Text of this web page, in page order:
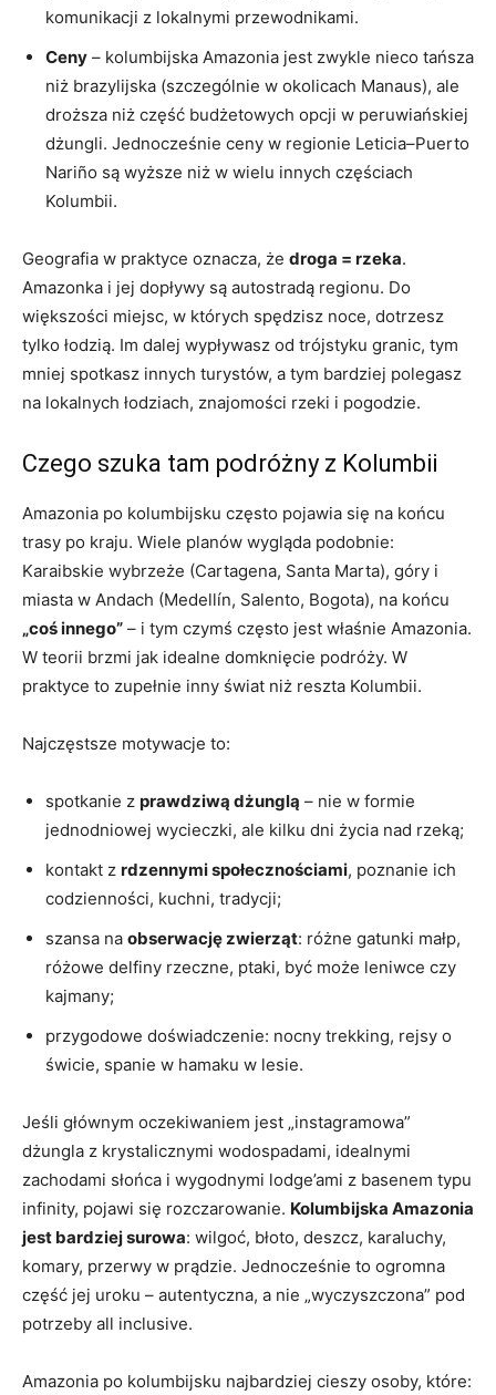
komunikacji z lokalnymi przewodnikami.
Ceny – kolumbijska Amazonia jest zwykle nieco tańsza
niż brazylijska (szczególnie w okolicach Manaus), ale
droższa niż część budżetowych opcji w peruwiańskiej
dżungli. Jednocześnie ceny w regionie Leticia–Puerto
Nariño są wyższe niż w wielu innych częściach
Kolumbii.
Geografia w praktyce oznacza, że droga = rzeka.
Amazonka i jej dopływy są autostradą regionu. Do
większości miejsc, w których spędzisz noce, dotrzesz
tylko łodzią. Im dalej wypływasz od trójstyku granic, tym
mniej spotkasz innych turystów, a tym bardziej polegasz
na lokalnych łodziach, znajomości rzeki i pogodzie.
Czego szuka tam podróżny z Kolumbii
Amazonia po kolumbijsku często pojawia się na końcu
trasy po kraju. Wiele planów wygląda podobnie:
Karaibskie wybrzeże (Cartagena, Santa Marta), góry i
miasta w Andach (Medellín, Salento, Bogota), na końcu
„coś innego” – i tym czymś często jest właśnie Amazonia.
W teorii brzmi jak idealne domknięcie podróży. W
praktyce to zupełnie inny świat niż reszta Kolumbii.
Najczęstsze motywacje to:
spotkanie z prawdziwą dżunglą – nie w formie
jednodniowej wycieczki, ale kilku dni życia nad rzeką;
kontakt z rdzennymi społecznościami, poznanie ich
codzienności, kuchni, tradycji;
szansa na obserwację zwierząt: różne gatunki małp,
różowe delfiny rzeczne, ptaki, być może leniwce czy
kajmany;
przygodowe doświadczenie: nocny trekking, rejsy o
świcie, spanie w hamaku w lesie.
Jeśli głównym oczekiwaniem jest „instagramowa”
dżungla z krystalicznymi wodospadami, idealnymi
zachodami słońca i wygodnymi lodge’ami z basenem typu
infinity, pojawi się rozczarowanie. Kolumbijska Amazonia
jest bardziej surowa: wilgoć, błoto, deszcz, karaluchy,
komary, przerwy w prądzie. Jednocześnie to ogromna
część jej uroku – autentyczna, a nie „wyczyszczona” pod
potrzeby all inclusive.
Amazonia po kolumbijsku najbardziej cieszy osoby, które: